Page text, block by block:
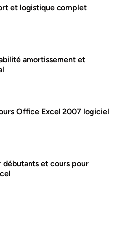
et logistique complet
amortissement et
Office Excel 2007 logiciel
débutants et cours pour